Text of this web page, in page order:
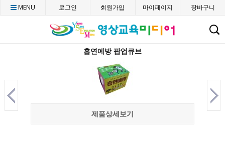
CMENU 로그인 회원가입 마이페이지 장바구니
흡연예방 팝업큐브
제품상세보기